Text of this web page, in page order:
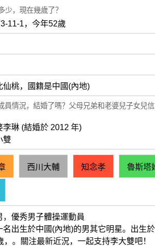
少，現在幾歲了？
11-1，今年52歲
仙桃，國籍是中國(內地)
員情況，結婚了嗎？父母兄弟和老婆兒子女兒
李琳 (結婚於 2012 年)
雙
西川大輔 知念孝 魯斯塔
，優秀男子體操運動員
名出生於中國(內地)的男其它明星。出生
，。關注最新近況，一起支持李大雙吧！